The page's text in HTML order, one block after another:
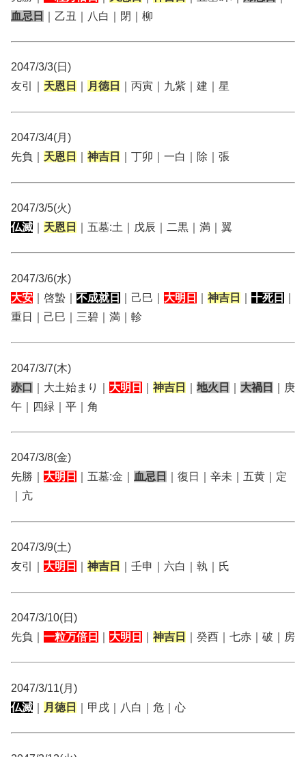
血忌日
｜乙丑｜八白｜閉｜柳
2047/3/3(日)
友引｜ 天恩日 月徳日 ｜丙寅｜九紫｜建｜星
2047/3/4(月)
先負｜ 天恩日 神吉日 ｜丁卯｜一白｜除｜張
2047/3/5(火)
仏滅
天恩日 ｜五墓:土｜戊辰｜二黒｜満｜翼
2047/3/6(水)
大安 ｜啓蟄｜ 不成就日 ｜己巳｜ 大明日 神吉日 十死日
重日｜己巳｜三碧｜満｜軫
2047/3/7(木)
赤口
｜大土始まり｜ 大明日 神吉日 地火日 大禍日
｜庚
午｜四緑｜平｜角
2047/3/8(金)
先勝｜ 大明日 ｜五墓:金｜ 血忌日
｜復日｜辛未｜五黄｜定
｜亢
2047/3/9(土)
友引｜ 大明日 神吉日 ｜壬申｜六白｜執｜氏
2047/3/10(日)
先負｜ 一粒万倍日 大明日 神吉日 ｜癸酉｜七赤｜破｜房
2047/3/11(月)
仏滅
月徳日 ｜甲戌｜八白｜危｜心